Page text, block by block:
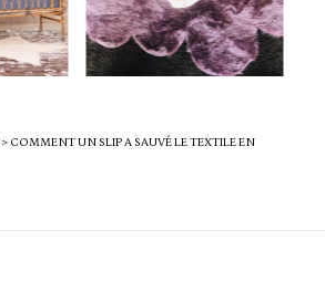
> COMMENT UN SLIP A SAUVÉ LE TEXTILE EN